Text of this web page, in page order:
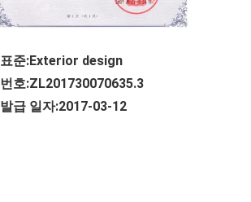
표준:Exterior design
번호:ZL201730070635.3
발급 일자:2017-03-12